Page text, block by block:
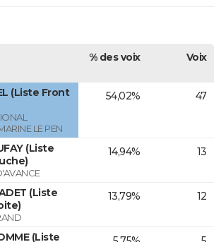
% des voix Voix
(Liste Front
LE PEN
54,02% 47
(Liste
14,94% 13
(Liste
13,79% 12
(Liste